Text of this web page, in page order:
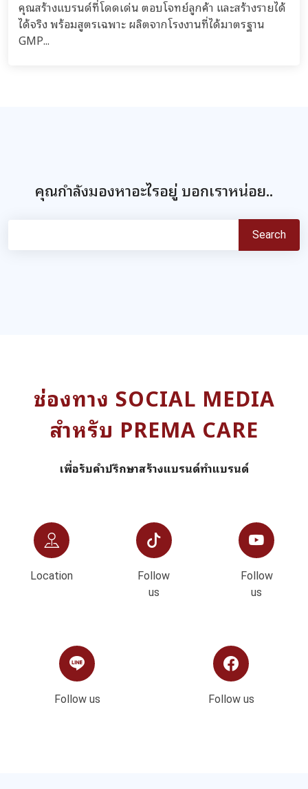
คุณสร้างแบรนด์ที่โดดเด่น ตอบโจทย์ลูกค้า และสร้างรายได้
ได้จริง พร้อมสูตรเฉพาะ ผลิตจากโรงงานที่ได้มาตรฐาน
GMP...
คุณกำลังมองหาอะไรอยู่ บอกเราหน่อย..
ช่องทาง SOCIAL MEDIA
สำหรับ PREMA CARE
เพื่อรับคำปรึกษาสร้างแบรนด์ทำแบรนด์
Location
Follow
us
Follow
us
Follow us Follow us